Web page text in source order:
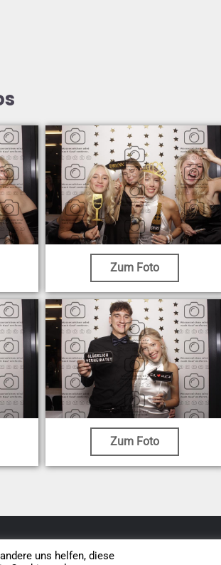
Zum Foto
Zum Foto
Vertrag widerrufen
uns helfen, diese